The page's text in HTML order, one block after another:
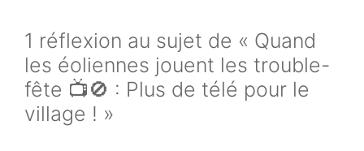
1 réflexion au sujet de « Quand
les éoliennes jouent les trouble-
fête 📺🚫 : Plus de télé pour le
village ! »